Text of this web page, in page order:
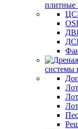
плитные
системы